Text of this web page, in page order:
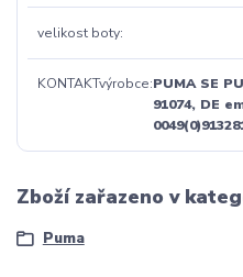
velikost boty
KONTAKTvýrobce PUMA SE
91074, DE
Zboží zařazeno v
Puma